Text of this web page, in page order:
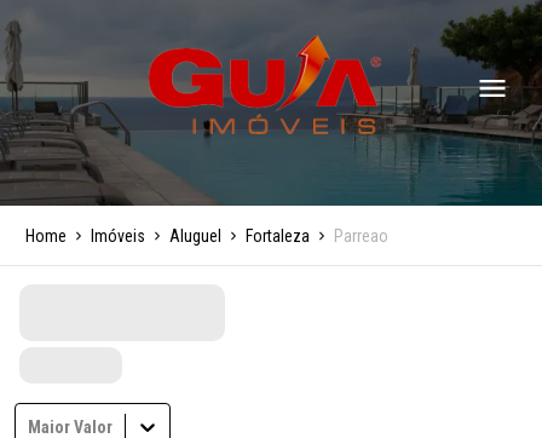
Home Imóveis Aluguel Fortaleza Parreao
Maior Valor